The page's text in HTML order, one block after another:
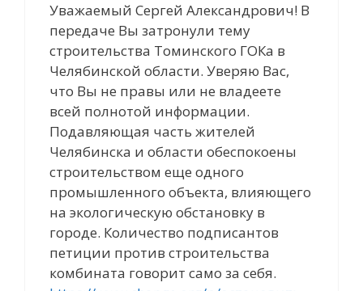
Уважаемый Сергей Александрович! В
передаче Вы затронули тему
строительства Томинского ГОКа в
Челябинской области. Уверяю Вас,
что Вы не правы или не владеете
всей полнотой информации.
Подавляющая часть жителей
Челябинска и области обеспокоены
строительством еще одного
промышленного объекта, влияющего
на экологическую обстановку в
городе. Количество подписантов
петиции против строительства
комбината говорит само за себя.